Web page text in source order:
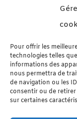
Pour offrir les
technologies telles
informations des
nous permettra de
de navigation ou les
consentir ou de
sur certaines
Me suivre sur